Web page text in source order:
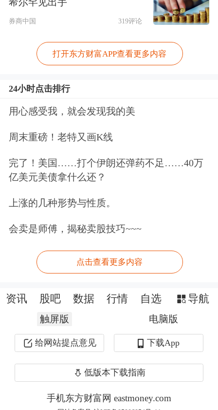
长受益于生产景气度出现回升，为8月
信贷增长提供了支撑。东部省份某
分行客户经理表示，制造业贷款储备及
投放明显好于上年，该行今年1-8月新
点，尤其是以高技术制造业和装备制造
业为代表的先进制造业景气度较高，企
业新增融资需求较多。
8月新增住户贷款亦有提振。市场人士
分析称，8月是传统暑期消费旺季，个
人消费需求的内生增长叠加“以旧换
新”等促消费政策的外生推动，消费需
求得到进一步释放，贷款需求也有上
从价格看，贷款利率保持在历史低位水
率约为3.1%，比上年同期低约40个基
点；个人住房新发放贷款加权平均利率
券商中国 319评论
打开东方财富APP查看更多内容
24小时点击排行
用心感受我，就会发现我的美
周末重磅！老特又画K线
完了！美国……打个伊朗还弹药不足……40万
亿美元美债拿什么还？
上涨的几种形势与性质。
会卖是师傅，揭秘卖股技巧~~~
点击查看更多内容
资讯 股吧 数据 行情 自选 导航
触屏版 电脑版
给网站提点意见 下载App
低版本下载指南
手机东方财富网 eastmoney.com